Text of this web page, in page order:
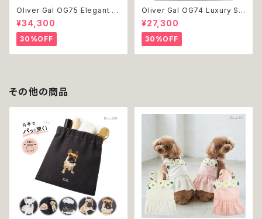
Oliver Gal OG75 Elegant E
ssentials Paris 絵 アート イ
ンテリア お祝い 贈り物 プレゼ
ント 結婚 新築 開店 周年 バー
スデイ 誕生日 ご褒美
¥34,300
30%OFF
Oliver Gal OG74 Luxury St
acked Shoes Rose Giftbo
x 絵 アート インテリア お祝い
贈り物 プレゼント 結婚 新築 開
店 周年 バースデイ 誕生日 ご褒
美
¥27,300
30%OFF
その他の商品